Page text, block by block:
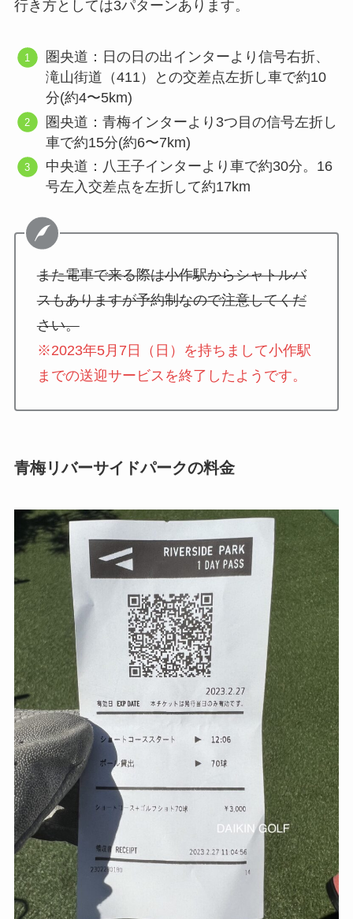
行き方としては3パターンあります。
圏央道：日の日の出インターより信号右折、
滝山街道（411）との交差点左折し車で約10
分(約4〜5km)
圏央道：青梅インターより3つ目の信号左折し
車で約15分(約6〜7km)
中央道：八王子インターより車で約30分。16
号左入交差点を左折して約17km
また電車で来る際は小作駅からシャトルバ
スもありますが予約制なので注意してくだ
さい。
※2023年5月7日（日）を持ちまして小作駅
までの送迎サービスを終了したようです。
青梅リバーサイドパークの料金